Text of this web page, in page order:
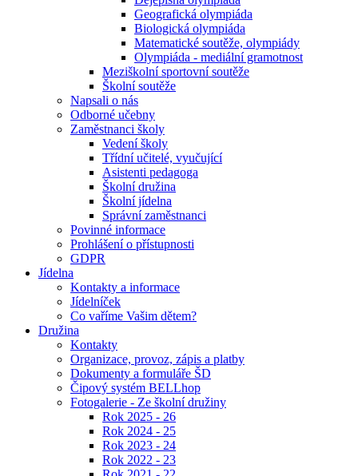
Geografická olympiáda
Biologická olympiáda
Matematické soutěže, olympiády
Olympiáda - mediální gramotnost
Meziškolní sportovní soutěže
Školní soutěže
Napsali o nás
Odborné učebny
Zaměstnanci školy
Vedení školy
Třídní učitelé, vyučující
Asistenti pedagoga
Školní družina
Školní jídelna
Správní zaměstnanci
Povinné informace
Prohlášení o přístupnosti
GDPR
Jídelna
Kontakty a informace
Jídelníček
Co vaříme Vašim dětem?
Družina
Kontakty
Organizace, provoz, zápis a platby
Dokumenty a formuláře ŠD
Čipový systém BELLhop
Fotogalerie - Ze školní družiny
Rok 2025 - 26
Rok 2024 - 25
Rok 2023 - 24
Rok 2022 - 23